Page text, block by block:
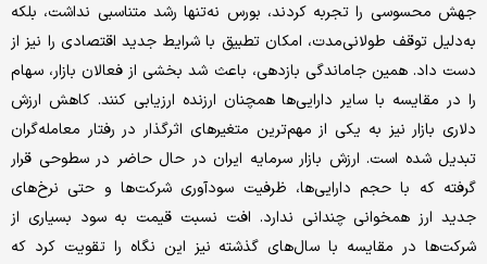
جهش محسوسی را تجربه کردند، بورس نه‌تنها رشد متناسبی نداشت، بلکه
به‌دلیل توقف طولانی‌مدت، امکان تطبیق با شرایط جدید اقتصادی را نیز از
دست داد. همین جا‌ماندگی بازدهی، باعث شد بخشی از فعالان بازار، سهام
را در مقایسه با سایر دارایی‌ها همچنان ارزنده ارزیابی کنند. کاهش ارزش
دلاری بازار نیز به یکی از مهم‌ترین متغیرهای اثرگذار در رفتار معامله‌گران
تبدیل شده است. ارزش بازار سرمایه ایران در حال حاضر در سطوحی قرار
گرفته که با حجم دارایی‌ها، ظرفیت سودآوری شرکت‌ها و حتی نرخ‌های
جدید ارز همخوانی چندانی ندارد. افت نسبت قیمت به سود بسیاری از
شرکت‌ها در مقایسه با سال‌های گذشته نیز این نگاه را تقویت کرد که